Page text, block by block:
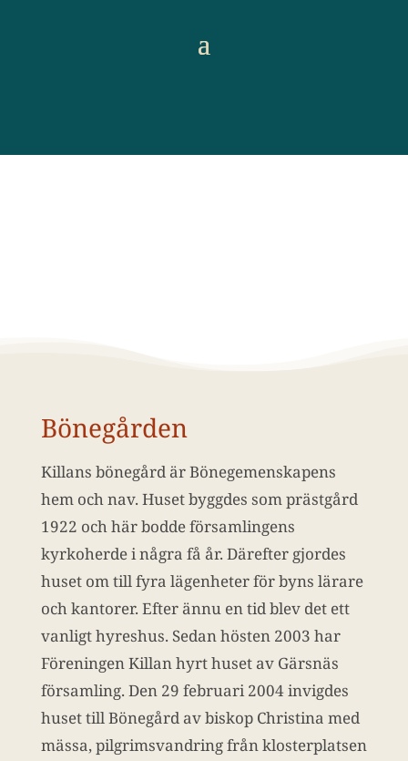
Bönegården
Killans bönegård är Bönegemenskapens
hem och nav. Huset byggdes som prästgård
1922 och här bodde församlingens
kyrkoherde i några få år. Därefter gjordes
huset om till fyra lägenheter för byns lärare
och kantorer. Efter ännu en tid blev det ett
vanligt hyreshus. Sedan hösten 2003 har
Föreningen Killan hyrt huset av Gärsnäs
församling. Den 29 februari 2004 invigdes
huset till Bönegård av biskop Christina med
mässa, pilgrimsvandring från klosterplatsen